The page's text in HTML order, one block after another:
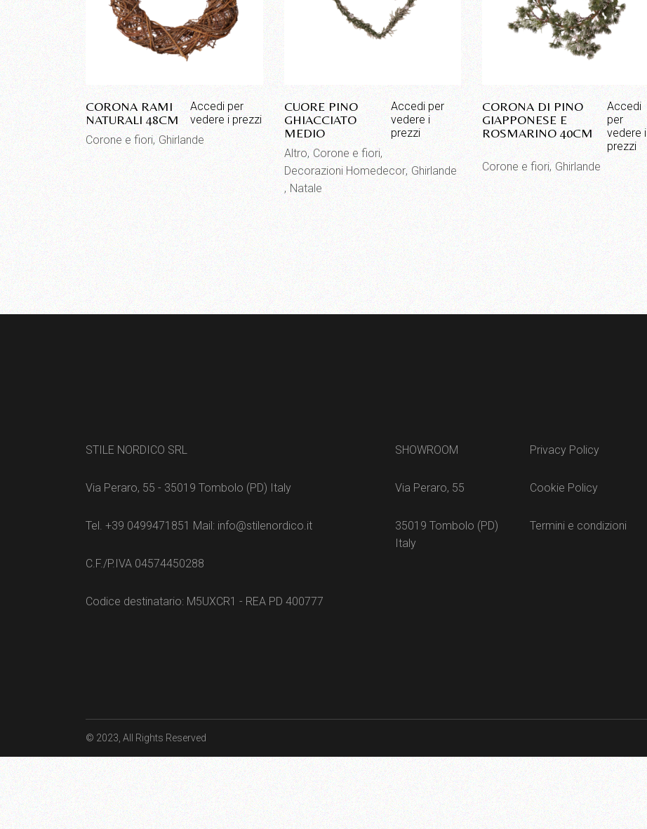
CORONA RAMI
NATURALI 48CM
Accedi per
vedere i prezzi
Corone e fiori Ghirlande
CUORE PINO
GHIACCIATO
MEDIO
Accedi per
vedere i
prezzi
Altro Corone e fiori
Decorazioni Homedecor Ghirlande
Natale
CORONA DI PINO
GIAPPONESE E
ROSMARINO 40CM
Accedi
per
vedere i
prezzi
Corone e fiori Ghirlande
STILE NORDICO SRL
Via Peraro, 55 - 35019 Tombolo (PD) Italy
Tel. +39 0499471851 Mail: info@stilenordico.it
C.F./P.IVA 04574450288
Codice destinatario: M5UXCR1 - REA PD 400777
SHOWROOM
Via Peraro, 55
35019 Tombolo (PD)
Italy
Privacy Policy
Cookie Policy
Termini e condizioni
© 2023 , All Rights Reserved